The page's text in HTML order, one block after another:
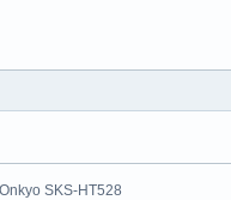
Onkyo SKS-HT528